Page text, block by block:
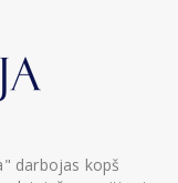
darbojas kopš